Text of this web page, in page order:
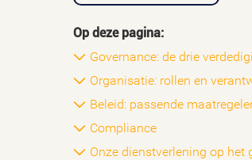
Op deze pagina:
Governance: de drie
Organisatie: rollen en
Beleid: passende
Compliance
Onze dienstverlening op